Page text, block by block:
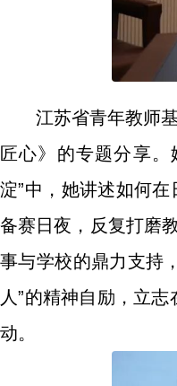
江苏省青年教师
匠心》的专题分享。
淀”中，她讲述如何
备赛日夜，反复打磨
事与学校的鼎力支持
人”的精神自励，立
动。